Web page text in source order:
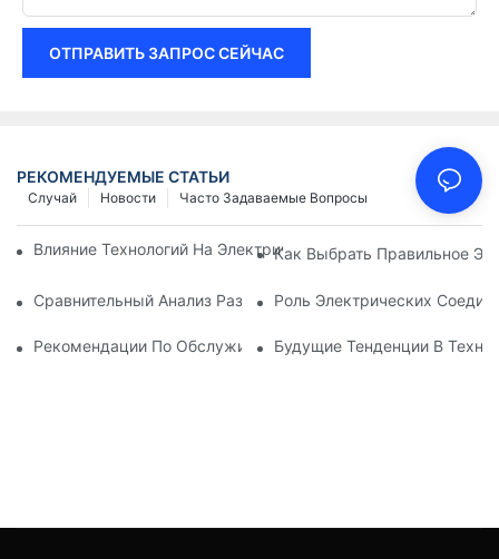
ОТПРАВИТЬ ЗАПРОС СЕЙЧАС
РЕКОМЕНДУЕМЫЕ СТАТЬИ
Часто Задаваемые Вопросы
Новости
Случай
Влияние Технологий На Электрические Соединения В
Как Выбрать Правильное
Сравнительный Анализ Различных Типов Электрических
Роль Электрических
Рекомендации По Обслуживанию Электрических
Будущие Тенденции В